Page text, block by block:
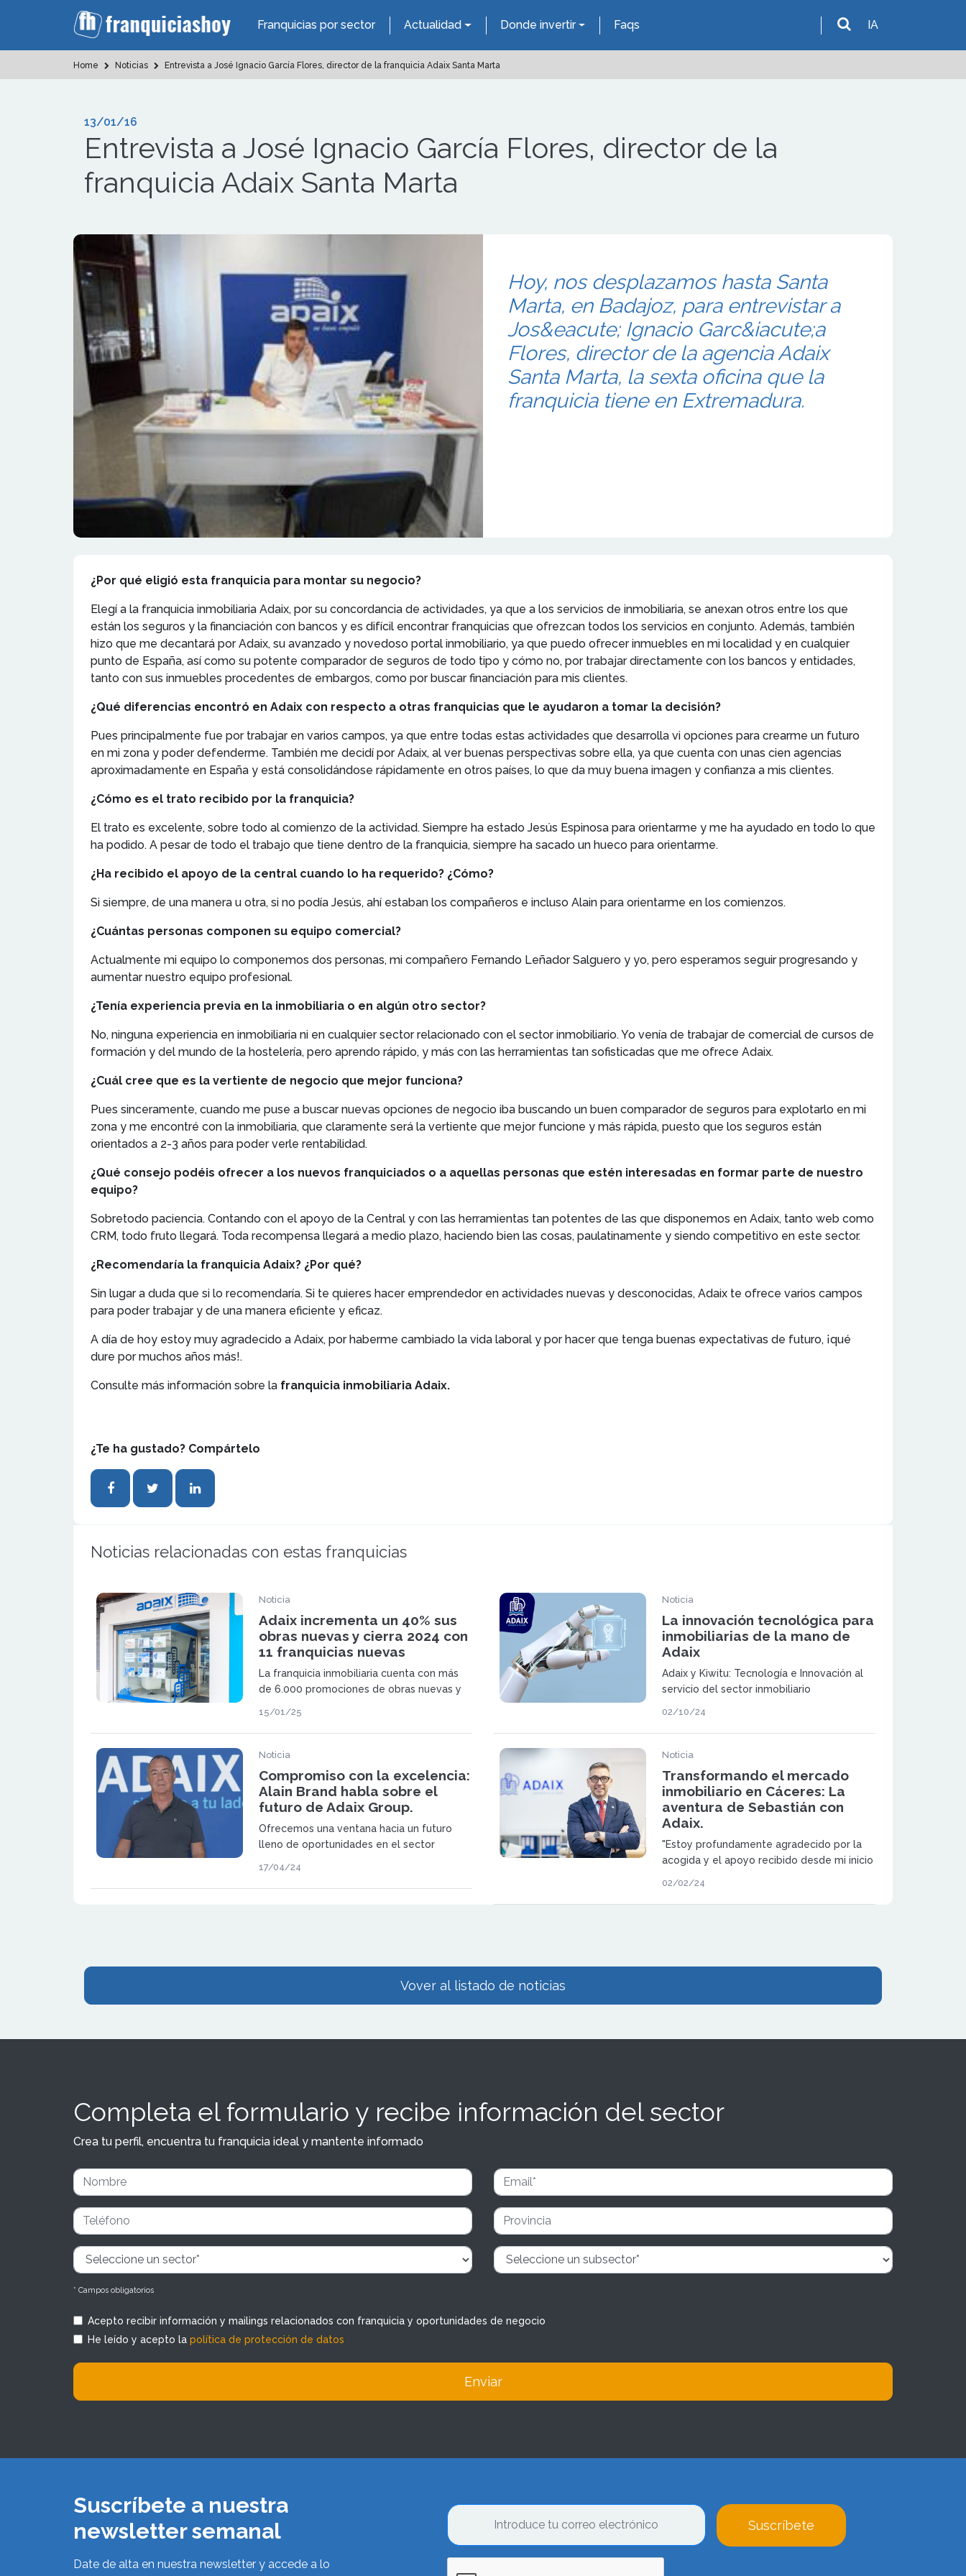
Franquicias por sector Actualidad Donde invertir Faqs IA
Home Noticias Entrevista a José Ignacio García Flores, director de la franquicia Adaix Santa Marta
13/01/16
Entrevista a José Ignacio García Flores, director de la
franquicia Adaix Santa Marta
Hoy, nos desplazamos hasta Santa
Marta, en Badajoz, para entrevistar a
Jos&eacute; Ignacio Garc&iacute;a
Flores, director de la agencia Adaix
Santa Marta, la sexta oficina que la
franquicia tiene en Extremadura.
¿Por qué eligió esta franquicia para montar su negocio?
Elegí a la franquicia inmobiliaria Adaix, por su concordancia de actividades, ya que a los servicios de inmobiliaria, se anexan otros entre los que
están los seguros y la financiación con bancos y es difícil encontrar franquicias que ofrezcan todos los servicios en conjunto. Además, también
hizo que me decantará por Adaix, su avanzado y novedoso portal inmobiliario, ya que puedo ofrecer inmuebles en mi localidad y en cualquier
punto de España, así como su potente comparador de seguros de todo tipo y cómo no, por trabajar directamente con los bancos y entidades,
tanto con sus inmuebles procedentes de embargos, como por buscar financiación para mis clientes.
¿Qué diferencias encontró en Adaix con respecto a otras franquicias que le ayudaron a tomar la decisión?
Pues principalmente fue por trabajar en varios campos, ya que entre todas estas actividades que desarrolla vi opciones para crearme un futuro
en mi zona y poder defenderme. También me decidí por Adaix, al ver buenas perspectivas sobre ella, ya que cuenta con unas cien agencias
aproximadamente en España y está consolidándose rápidamente en otros países, lo que da muy buena imagen y confianza a mis clientes.
¿Cómo es el trato recibido por la franquicia?
El trato es excelente, sobre todo al comienzo de la actividad. Siempre ha estado Jesús Espinosa para orientarme y me ha ayudado en todo lo que
ha podido. A pesar de todo el trabajo que tiene dentro de la franquicia, siempre ha sacado un hueco para orientarme.
¿Ha recibido el apoyo de la central cuando lo ha requerido? ¿Cómo?
Si siempre, de una manera u otra, si no podía Jesús, ahí estaban los compañeros e incluso Alain para orientarme en los comienzos.
¿Cuántas personas componen su equipo comercial?
Actualmente mi equipo lo componemos dos personas, mi compañero Fernando Leñador Salguero y yo, pero esperamos seguir progresando y
aumentar nuestro equipo profesional.
¿Tenía experiencia previa en la inmobiliaria o en algún otro sector?
No, ninguna experiencia en inmobiliaria ni en cualquier sector relacionado con el sector inmobiliario. Yo venía de trabajar de comercial de cursos de
formación y del mundo de la hostelería, pero aprendo rápido, y más con las herramientas tan sofisticadas que me ofrece Adaix.
¿Cuál cree que es la vertiente de negocio que mejor funciona?
Pues sinceramente, cuando me puse a buscar nuevas opciones de negocio iba buscando un buen comparador de seguros para explotarlo en mi
zona y me encontré con la inmobiliaria, que claramente será la vertiente que mejor funcione y más rápida, puesto que los seguros están
orientados a 2-3 años para poder verle rentabilidad.
¿Qué consejo podéis ofrecer a los nuevos franquiciados o a aquellas personas que estén interesadas en formar parte de nuestro
equipo?
Sobretodo paciencia. Contando con el apoyo de la Central y con las herramientas tan potentes de las que disponemos en Adaix, tanto web como
CRM, todo fruto llegará. Toda recompensa llegará a medio plazo, haciendo bien las cosas, paulatinamente y siendo competitivo en este sector.
¿Recomendaría la franquicia Adaix? ¿Por qué?
Sin lugar a duda que si lo recomendaría. Si te quieres hacer emprendedor en actividades nuevas y desconocidas, Adaix te ofrece varios campos
para poder trabajar y de una manera eficiente y eficaz.
A día de hoy estoy muy agradecido a Adaix, por haberme cambiado la vida laboral y por hacer que tenga buenas expectativas de futuro, ¡qué
dure por muchos años más!.
Consulte más información sobre la franquicia inmobiliaria Adaix.
¿Te ha gustado? Compártelo
Noticias relacionadas con estas franquicias
Noticia
Adaix incrementa un 40% sus
obras nuevas y cierra 2024 con
11 franquicias nuevas
La franquicia inmobiliaria cuenta con más
de 6.000 promociones de obras nuevas y
2025
15/01/25
Noticia
La innovación tecnológica para
inmobiliarias de la mano de
Adaix
Adaix y Kiwitu: Tecnología e Innovación al
servicio del sector inmobiliario
02/10/24
Noticia
Compromiso con la excelencia:
Alain Brand habla sobre el
futuro de Adaix Group.
Ofrecemos una ventana hacia un futuro
lleno de oportunidades en el sector
parte de una comunidad en constante
17/04/24
Noticia
Transformando el mercado
inmobiliario en Cáceres: La
aventura de Sebastián con
Adaix.
"Estoy profundamente agradecido por la
acogida y el apoyo recibido desde mi inicio
prestado oído a mis inquietudes,
02/02/24
Vover al listado de noticias
Completa el formulario y recibe información del sector
Crea tu perfil, encuentra tu franquicia ideal y mantente informado
* Campos obligatorios
Acepto recibir información y mailings relacionados con franquicia y oportunidades de negocio
He leído y acepto la política de protección de datos
Enviar
Suscríbete a nuestra
newsletter semanal
Date de alta en nuestra newsletter y accede a lo
Suscríbete